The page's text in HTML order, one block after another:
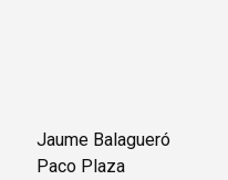
Jaume Balagueró
Paco Plaza